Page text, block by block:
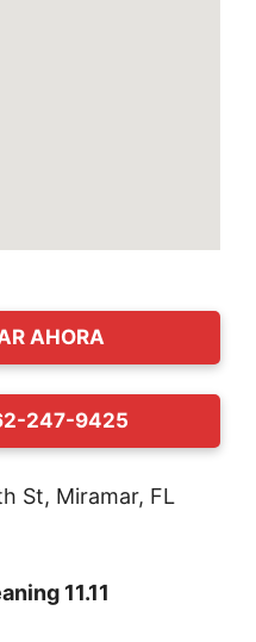
AHORA
247-9425
St, Miramar, FL
11.11